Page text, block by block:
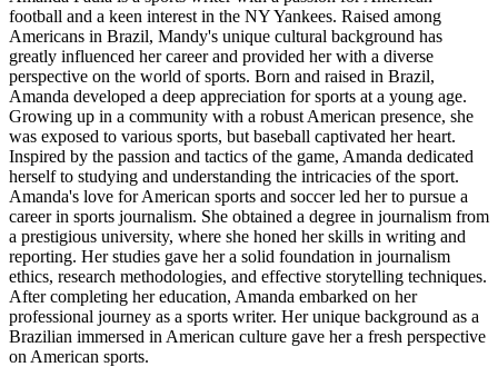
football and a keen interest in the NY Yankees. Raised among
Americans in Brazil, Mandy's unique cultural background has
greatly influenced her career and provided her with a diverse
perspective on the world of sports. Born and raised in Brazil,
Amanda developed a deep appreciation for sports at a young age.
Growing up in a community with a robust American presence, she
was exposed to various sports, but baseball captivated her heart.
Inspired by the passion and tactics of the game, Amanda dedicated
herself to studying and understanding the intricacies of the sport.
Amanda's love for American sports and soccer led her to pursue a
career in sports journalism. She obtained a degree in journalism from
a prestigious university, where she honed her skills in writing and
reporting. Her studies gave her a solid foundation in journalism
ethics, research methodologies, and effective storytelling techniques.
After completing her education, Amanda embarked on her
professional journey as a sports writer. Her unique background as a
Brazilian immersed in American culture gave her a fresh perspective
on American sports.